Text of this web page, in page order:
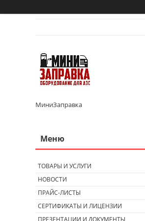
МиниЗаправка
ТОВАРЫ И УСЛУГИ
НОВОСТИ
ПРАЙС-ЛИСТЫ
СЕРТИФИКАТЫ И ЛИЦЕНЗИИ
ПРЕЗЕНТАЦИИ И ДОКУМЕНТЫ